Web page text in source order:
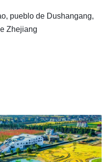
pueblo de Dushangang,
Zhejiang